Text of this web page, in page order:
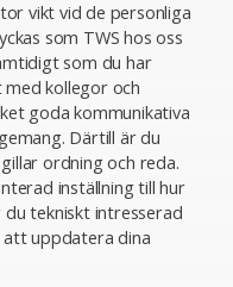
vikt vid de personliga
som TWS hos oss
som du har
kollegor och
goda kommunikativa
Därtill är du
ordning och reda.
inställning till hur
tekniskt intresserad
att uppdatera dina